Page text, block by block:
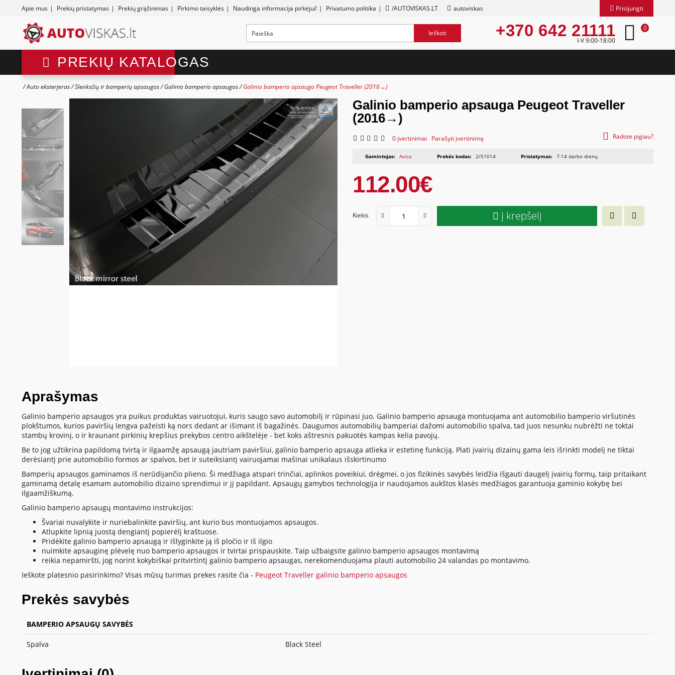
Apie mus | Prekių pristatymas | Prekių grąžinimas | Pirkimo taisyklės | Naudinga informacija pirkėjui! | Privatumo politika | /AUTOVISKAS.LT autoviskas Prisijungti
Ieškoti +370 642 21111
I-V 9:00-18:00
0
PREKIŲ KATALOGAS
Auto eksterjeras Slenksčių ir bamperių apsaugos Galinio bamperio apsaugos Galinio bamperio apsauga Peugeot Traveller (2016→)
Galinio bamperio apsauga Peugeot Traveller
(2016→)
0 įvertinimai Parašyti įvertinimą Radote pigiau?
Gamintojas: Avisa Prekės kodas: 2/51014 Pristatymas: 7-14 darbo dienų
112.00€
Kiekis Į krepšelį
Aprašymas
Galinio bamperio apsaugos yra puikus produktas vairuotojui, kuris saugo savo automobilį ir rūpinasi juo. Galinio bamperio apsauga montuojama ant automobilio bamperio viršutinės
plokštumos, kurios paviršių lengva pažeisti ką nors dedant ar išimant iš bagažinės. Daugumos automobilių bamperiai dažomi automobilio spalva, tad juos nesunku nubrėžti ne toktai
stambų krovinį, o ir kraunant pirkinių krepšius prekybos centro aikštelėje - bet koks aštresnis pakuotės kampas kelia pavojų.
Be to jog užtikrina papildomą tvirtą ir ilgaamžę apsaugą jautriam paviršiui, galinio bamperio apsauga atlieka ir estetinę funkciją. Plati įvairių dizainų gama leis išrinkti modelį ne tiktai
derėsiantį prie automobilio formos ar spalvos, bet ir suteiksiantį vairuojamai mašinai unikalaus išskirtinumo
Bamperių apsaugos gaminamos iš nerūdijančio plieno. Ši medžiaga atspari trinčiai, aplinkos poveikiui, drėgmei, o jos fizikinės savybės leidžia išgauti daugelį įvairių formų, taip pritaikant
gaminamą detalę esamam automobilio dizaino sprendimui ir jį papildant. Apsaugų gamybos technologija ir naudojamos aukštos klasės medžiagos garantuoja gaminio kokybę bei
ilgaamžiškumą.
Galinio bamperio apsaugų montavimo instrukcijos:
Švariai nuvalykite ir nuriebalinkite paviršių, ant kurio bus montuojamos apsaugos.
Atlupkite lipnią juostą dengiantį popierėlį kraštuose.
Pridėkite galinio bamperio apsaugą ir išlyginkite ją iš pločio ir iš ilgio
nuimkite apsauginę plėvelę nuo bamperio apsaugos ir tvirtai prispauskite. Taip užbaigsite galinio bamperio apsaugos montavimą
reikia nepamiršti, jog norint kokybiškai pritvirtintį galinio bamperio apsaugas, nerekomenduojama plauti automobilio 24 valandas po montavimo.
Ieškote platesnio pasirinkimo? Visas mūsų turimas prekes rasite čia - Peugeot Traveller galinio bamperio apsaugos
Prekės savybės
BAMPERIO APSAUGŲ SAVYBĖS
Spalva Black Steel